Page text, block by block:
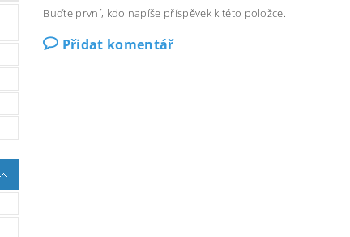
Buďte první, kdo napíše příspěvek k této položce.
Přidat komentář